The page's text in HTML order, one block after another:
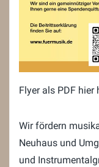
Flyer als PDF hier
Wir fördern
Neuhaus und
und